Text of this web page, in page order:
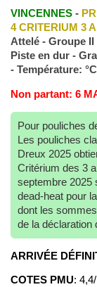
VINCENNES-
4 CRITERIUM 3
Attelé - Groupe II
Piste en dur -
- Température:
Non partant: 6
Pour pouliches
Les pouliches
Dreux 2025
Critérium des 3
septembre 2025
dead-heat pour
dont les
de la déclaration
ARRIVÉE
COTES PMU: